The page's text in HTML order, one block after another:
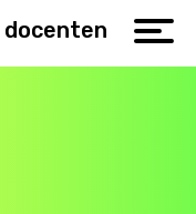
docenten